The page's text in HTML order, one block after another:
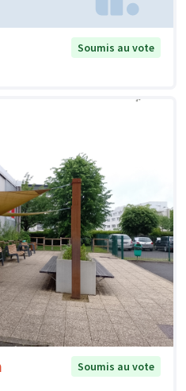
Soumis au vote
Soumis au vote